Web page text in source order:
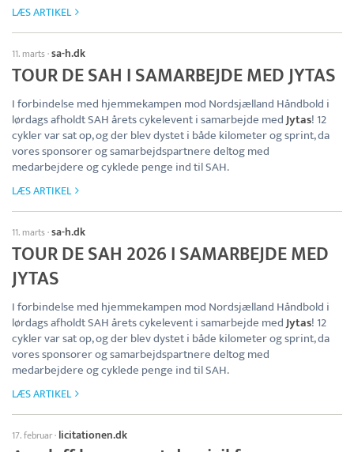
LÆS ARTIKEL
11. marts·sa-h.dk
TOUR DE SAH I SAMARBEJDE MED JYTAS
I forbindelse med hjemmekampen mod Nordsjælland Håndbold i
lørdags afholdt SAH årets cykelevent i samarbejde medJytas! 12
cykler var sat op, og der blev dystet i både kilometer og sprint, da
vores sponsorer og samarbejdspartnere deltog med
medarbejdere og cyklede penge ind til SAH.
LÆS ARTIKEL
11. marts·sa-h.dk
TOUR DE SAH 2026 I SAMARBEJDE MED
JYTAS
I forbindelse med hjemmekampen mod Nordsjælland Håndbold i
lørdags afholdt SAH årets cykelevent i samarbejde medJytas! 12
cykler var sat op, og der blev dystet i både kilometer og sprint, da
vores sponsorer og samarbejdspartnere deltog med
medarbejdere og cyklede penge ind til SAH.
LÆS ARTIKEL
17. februar· licitationen.dk